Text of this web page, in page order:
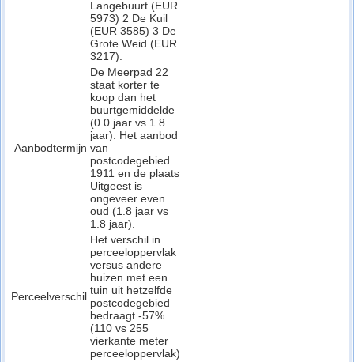
Langebuurt (EUR
5973) 2 De Kuil
(EUR 3585) 3 De
Grote Weid (EUR
3217).
Aanbodtermijn
De Meerpad 22
staat korter te
koop dan het
buurtgemiddelde
(0.0 jaar vs 1.8
jaar). Het aanbod
van
postcodegebied
1911 en de plaats
Uitgeest is
ongeveer even
oud (1.8 jaar vs
1.8 jaar).
Perceelverschil
Het verschil in
perceeloppervlak
versus andere
huizen met een
tuin uit hetzelfde
postcodegebied
bedraagt -57%.
(110 vs 255
vierkante meter
perceeloppervlak)